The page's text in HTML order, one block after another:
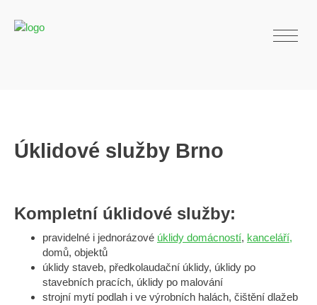
Úklidové služby Brno
Kompletní úklidové služby:
pravidelné i jednorázové úklidy domácností, kanceláří,
domů, objektů
úklidy staveb, předkolaudační úklidy, úklidy po
stavebních pracích, úklidy po malování
strojní mytí podlah i ve výrobních halách, čištění dlažeb